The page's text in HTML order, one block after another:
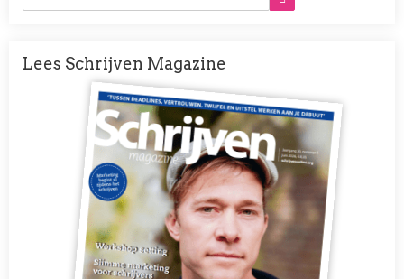
Lees Schrijven Magazine
Afbeelding